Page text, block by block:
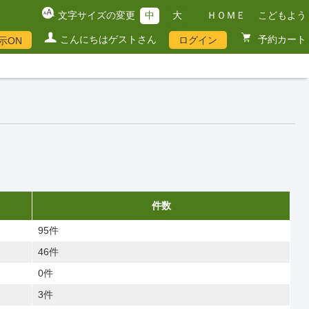
文字サイズの変更 中 大 ＨＯＭＥ こどもよう
ON こんにちはゲストさん ログイン 予約カート
件数
95件
46件
0件
3件